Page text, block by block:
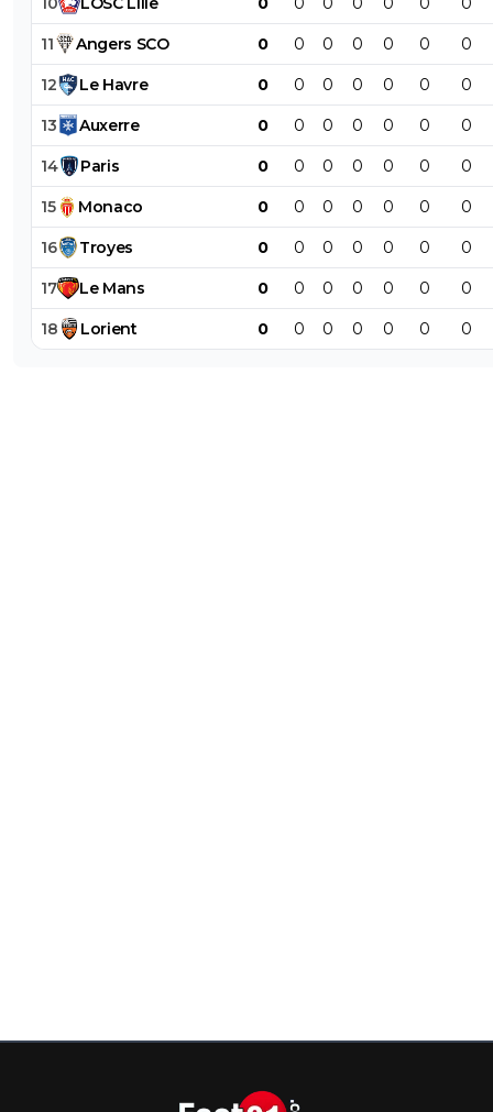
11 Angers SCO 0 0 0 0 0 0 0
12 Le Havre 0 0 0 0 0 0 0
13 Auxerre 0 0 0 0 0 0 0
14 Paris 0 0 0 0 0 0 0
15 Monaco 0 0 0 0 0 0 0
16 Troyes 0 0 0 0 0 0 0
17 Le Mans 0 0 0 0 0 0 0
18 Lorient 0 0 0 0 0 0 0